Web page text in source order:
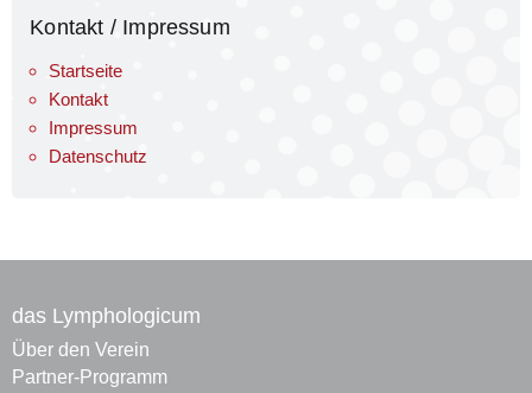
Kontakt / Impressum
Startseite
Kontakt
Impressum
Datenschutz
das Lymphologicum
Über den Verein
Partner-Programm